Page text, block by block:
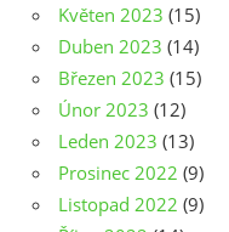
Květen 2023 (15)
Duben 2023 (14)
Březen 2023 (15)
Únor 2023 (12)
Leden 2023 (13)
Prosinec 2022 (9)
Listopad 2022 (9)